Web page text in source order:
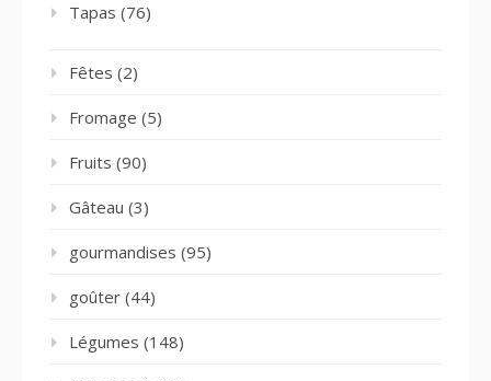
Tapas (76)
Fêtes (2)
Fromage (5)
Fruits (90)
Gâteau (3)
gourmandises (95)
goûter (44)
Légumes (148)